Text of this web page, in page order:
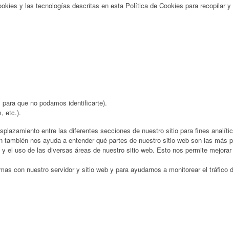
y las tecnologías descritas en esta Política de Cookies para recopilar y
que no podamos identificarte).
etc.).
entre las diferentes secciones de nuestro sitio para fines
nos ayuda a entender qué partes de nuestro sitio web son las más
uso de las diversas áreas de nuestro sitio web. Esto nos permite
con nuestro servidor y sitio web y para ayudarnos a monitorear el tráfico